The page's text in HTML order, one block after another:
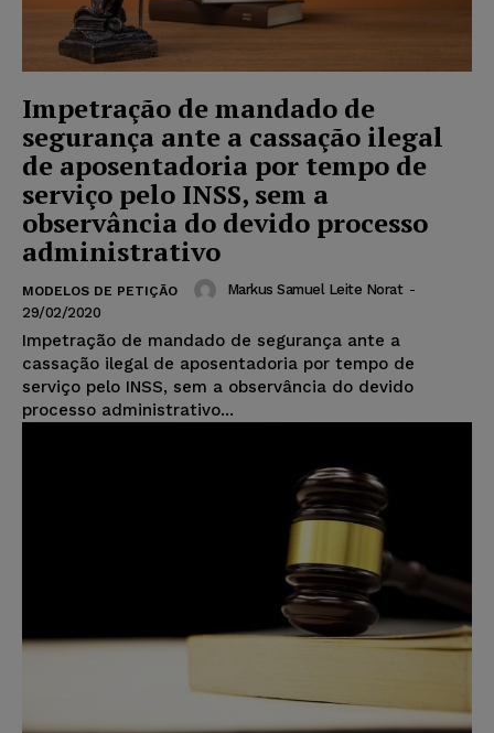
Impetração de mandado de
segurança ante a cassação ilegal
de aposentadoria por tempo de
serviço pelo INSS, sem a
observância do devido processo
administrativo
MODELOS DE PETIÇÃO Markus Samuel Leite Norat -
29/02/2020
Impetração de mandado de segurança ante a
cassação ilegal de aposentadoria por tempo de
serviço pelo INSS, sem a observância do devido
processo administrativo...